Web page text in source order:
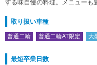
する味自慢の料理。メニューも
取り扱い車種
普通二輪 普通二輪AT限定 大
最短卒業日数